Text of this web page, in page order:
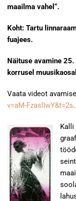
maailma vahel“.
Koht: Tartu
fuajees.
Näituse avamine
korrusel
Vaata videot
v=aM-FzaslIwY&t=2s.
Kalli